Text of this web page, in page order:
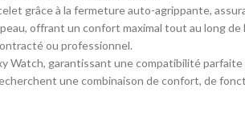
grâce à la fermeture auto-agrippante,
offrant un confort maximal tout au long de
ou professionnel.
Watch, garantissant une compatibilité
une combinaison de confort, de